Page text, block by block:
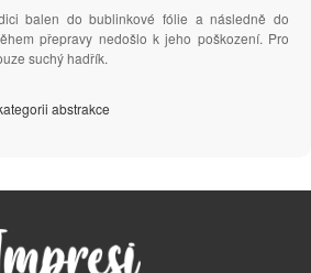
balen do bublinkové fólie a následně do
přepravy nedošlo k jeho poškození. Pro
suchý hadřík.
abstrakce